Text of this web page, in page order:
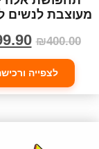
מעוצבת לנשים
₪400.00
לצפייה